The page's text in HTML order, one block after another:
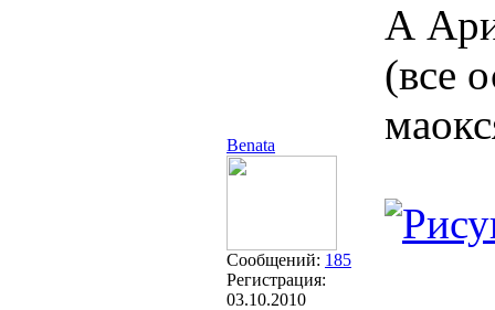
Benata
Сообщений: 185
Регистрация:
03.10.2010
А
(все